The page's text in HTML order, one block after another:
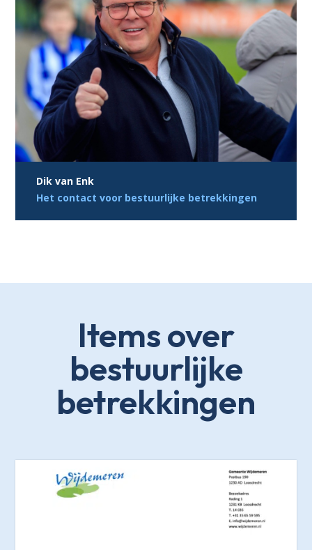
Dik van Enk
Het contact voor bestuurlijke betrekkingen
Items over
bestuurlijke
betrekkingen